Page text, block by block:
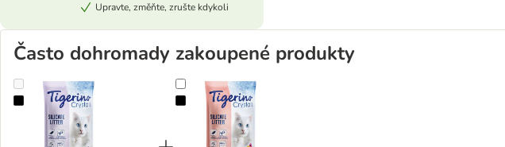
Upravte, změňte, zrušte kdykoli
Často dohromady zakoupené produkty
Kočkolit Tigerino Crystals - LavenderKočkolit Tigerino Crystals - Flower Power